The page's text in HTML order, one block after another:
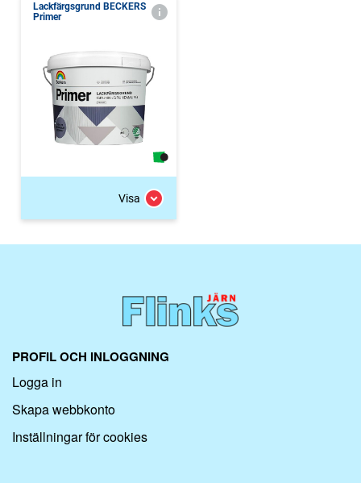
Lackfärgsgrund BECKERS
Primer
Visa
PROFIL OCH INLOGGNING
Logga in
Skapa webbkonto
Inställningar för cookies